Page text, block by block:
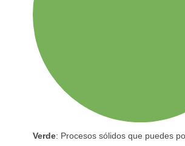
Verde: Procesos sólidos que puedes